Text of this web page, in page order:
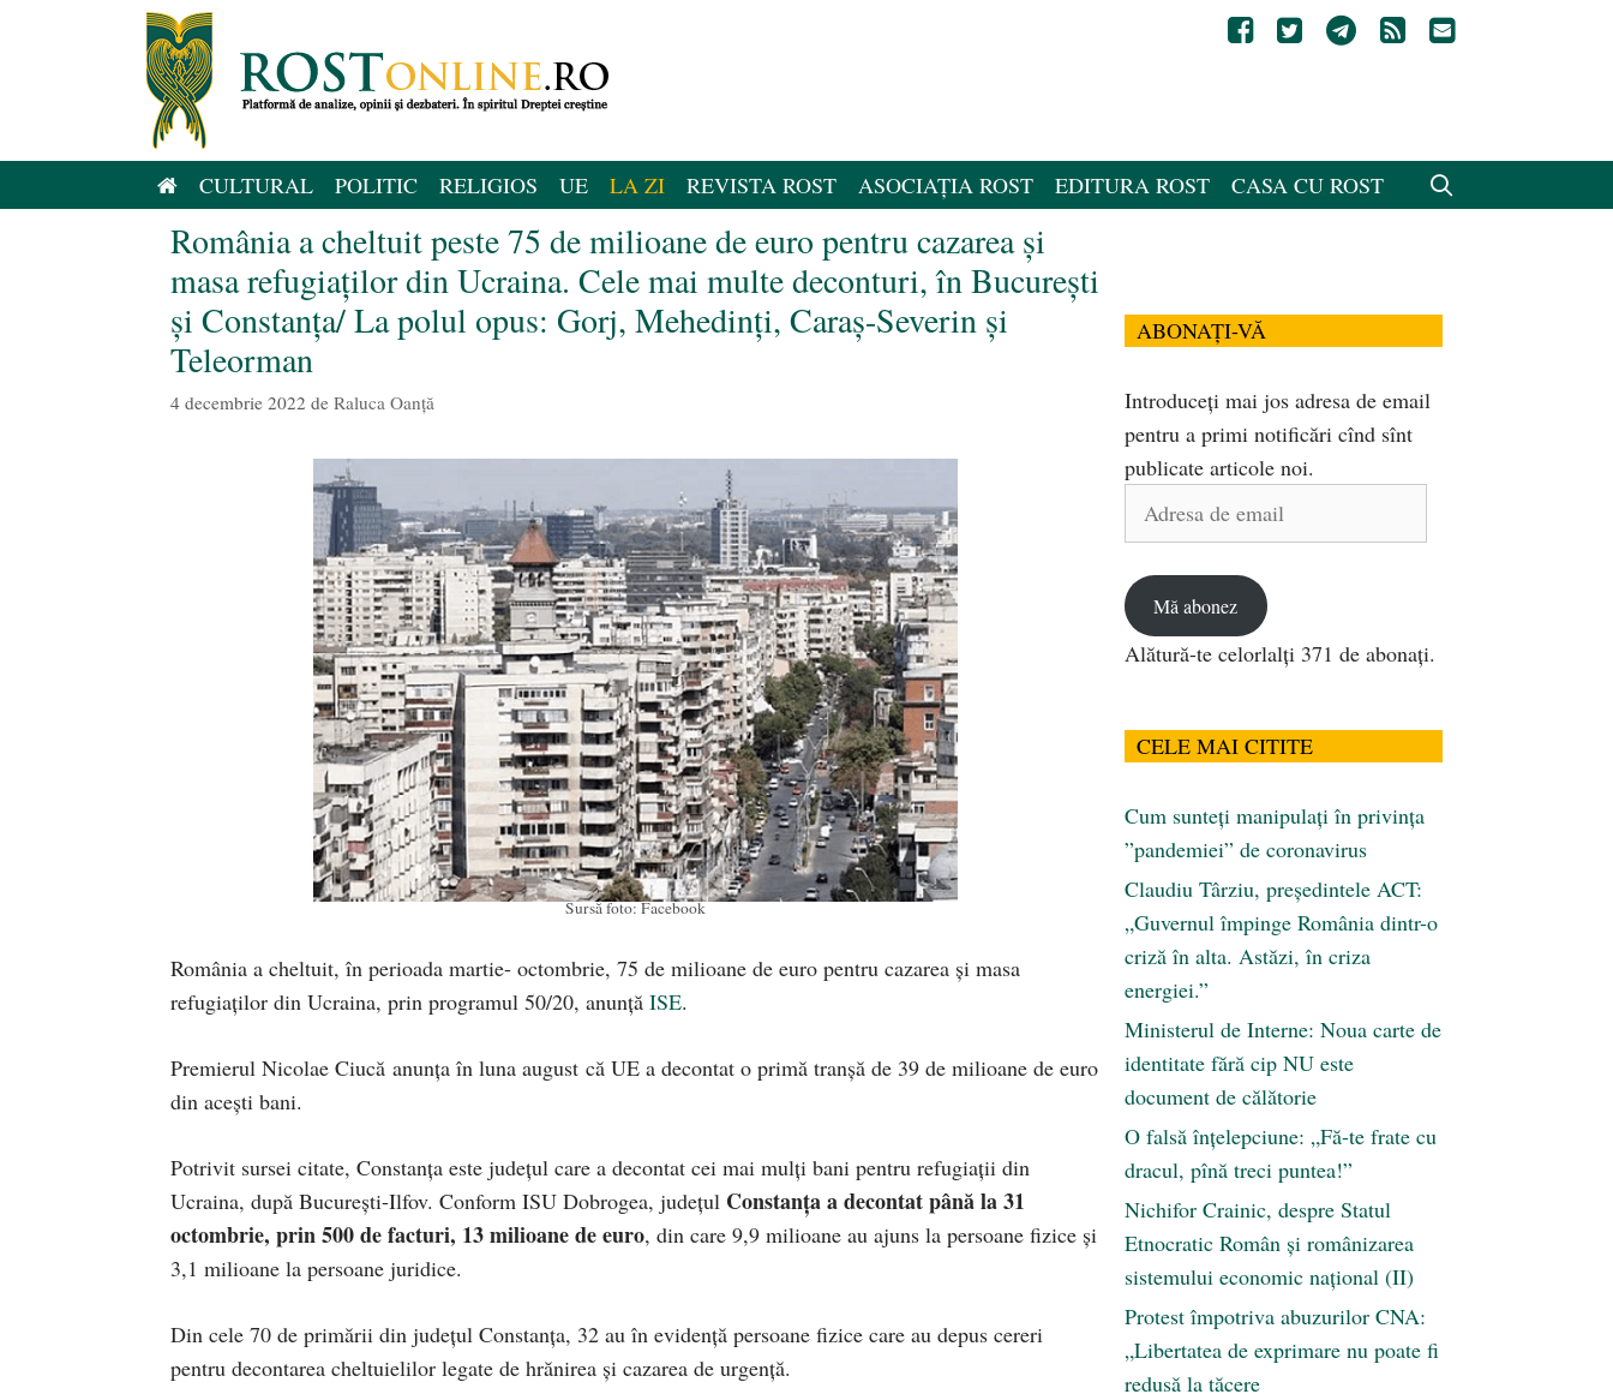
CULTURAL POLITIC RELIGIOS UE LA ZI REVISTA ROST ASOCIAȚIA ROST EDITURA ROST CASA CU ROST
România a cheltuit peste 75 de milioane de euro pentru cazarea și
masa refugiaților din Ucraina. Cele mai multe deconturi, în București
și Constanța/ La polul opus: Gorj, Mehedinți, Caraș-Severin și
Teleorman
4 decembrie 2022 de Raluca Oanță
Sursă foto: Facebook
România a cheltuit, în perioada martie- octombrie, 75 de milioane de euro pentru cazarea și masa
refugiaților din Ucraina, prin programul 50/20, anunță ISE.
Premierul Nicolae Ciucă anunța în luna august că UE a decontat o primă tranșă de 39 de milioane de euro
din acești bani.
Potrivit sursei citate, Constanța este județul care a decontat cei mai mulți bani pentru refugiații din
Ucraina, după București-Ilfov. Conform ISU Dobrogea, județul Constanța a decontat până la 31
octombrie, prin 500 de facturi, 13 milioane de euro, din care 9,9 milioane au ajuns la persoane fizice și
3,1 milioane la persoane juridice.
Din cele 70 de primării din județul Constanța, 32 au în evidență persoane fizice care au depus cereri
pentru decontarea cheltuielilor legate de hrănirea și cazarea de urgență.
ABONAȚI-VĂ
Introduceți mai jos adresa de email
pentru a primi notificări cînd sînt
publicate articole noi.
Adresa
Mă abonez
Alătură-te celorlalți 371 de abonați.
CELE MAI CITITE
Cum sunteți manipulați în privința
”pandemiei” de coronavirus
Claudiu Târziu, președintele ACT:
„Guvernul împinge România dintr-o
criză în alta. Astăzi, în criza
energiei.”
Ministerul de Interne: Noua carte de
identitate fără cip NU este
document de călătorie
O falsă înțelepciune: „Fă-te frate cu
dracul, pînă treci puntea!”
Nichifor Crainic, despre Statul
Etnocratic Român şi românizarea
sistemului economic naţional (II)
Protest împotriva abuzurilor CNA:
„Libertatea de exprimare nu poate fi
redusă la tăcere